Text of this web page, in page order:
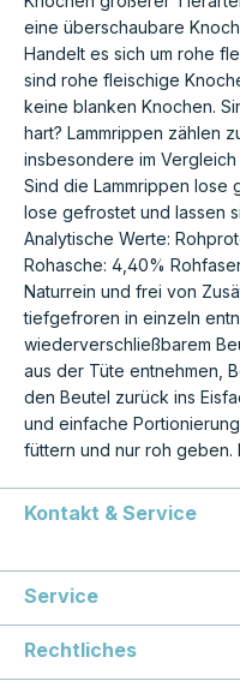
eine überschaubare
Handelt es sich um rohe
sind rohe fleischige
keine blanken Knochen.
hart? Lammrippen zählen
insbesondere im
Sind die Lammrippen lose
lose gefrostet und lassen
Analytische Werte:
Rohasche: 4,40%
Naturrein und frei von
tiefgefroren in einzeln
wiederverschließbarem
aus der Tüte entnehmen,
den Beutel zurück ins
und einfache
füttern und nur roh geben.
Kontakt & Service
Service
Rechtliches